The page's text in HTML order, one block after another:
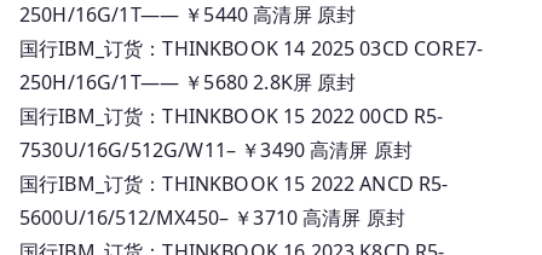
250H/16G/1T—— ￥5440 高清屏 原封
国行IBM_订货：THINKBOOK 14 2025 03CD CORE7-
250H/16G/1T—— ￥5680 2.8K屏 原封
国行IBM_订货：THINKBOOK 15 2022 00CD R5-
7530U/16G/512G/W11– ￥3490 高清屏 原封
国行IBM_订货：THINKBOOK 15 2022 ANCD R5-
5600U/16/512/MX450– ￥3710 高清屏 原封